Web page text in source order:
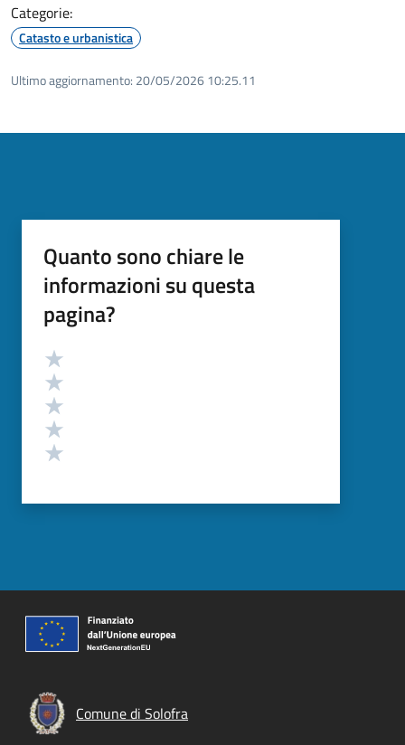
Categorie:
Catasto e urbanistica
Ultimo aggiornamento: 20/05/2026 10:25.11
Quanto sono chiare le
informazioni su questa
pagina?
Valutazione
Comune di Solofra